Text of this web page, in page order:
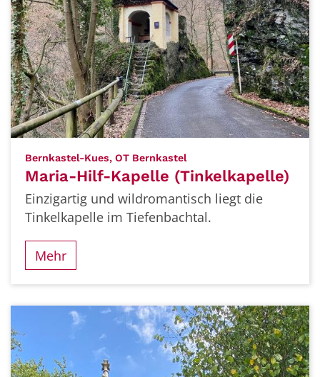
Bernkastel-Kues, OT Bernkastel
Maria-Hilf-Kapelle (Tinkelkapelle)
Einzigartig und wildromantisch liegt die
Tinkelkapelle im Tiefenbachtal.
Mehr